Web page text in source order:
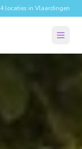
4 locaties in Vlaardingen